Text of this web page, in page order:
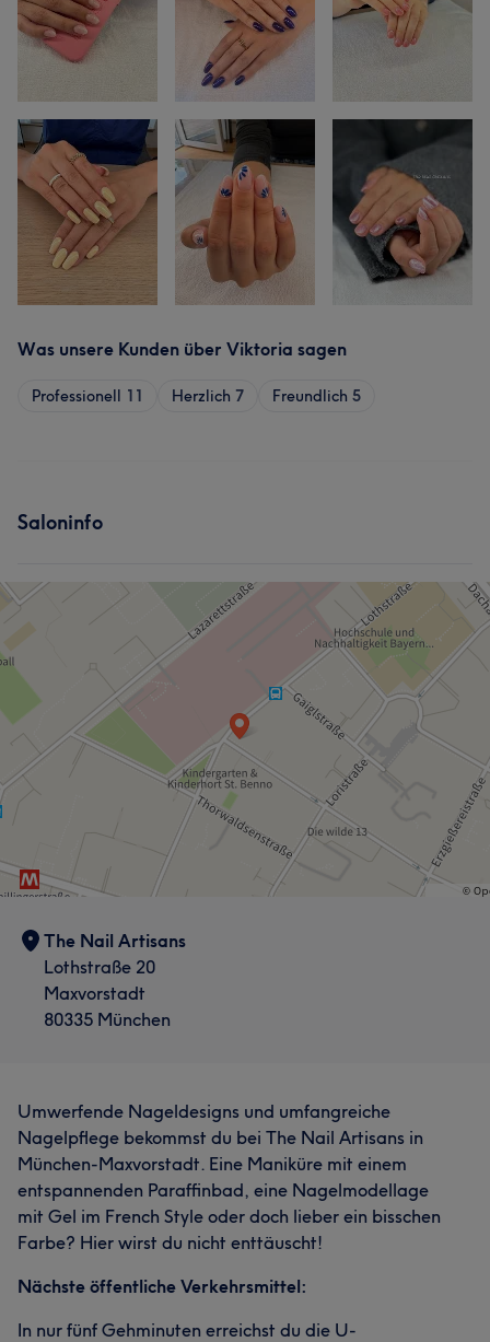
Was unsere Kunden über Viktoria sagen
Professionell 11 Herzlich 7 Freundlich 5
Saloninfo
The Nail Artisans
Lothstraße 20
Maxvorstadt
80335 München
Umwerfende Nageldesigns und umfangreiche
Nagelpflege bekommst du bei The Nail Artisans in
München-Maxvorstadt. Eine Maniküre mit einem
entspannenden Paraffinbad, eine Nagelmodellage
mit Gel im French Style oder doch lieber ein bisschen
Farbe? Hier wirst du nicht enttäuscht!
Nächste öffentliche Verkehrsmittel:
In nur fünf Gehminuten erreichst du die U-